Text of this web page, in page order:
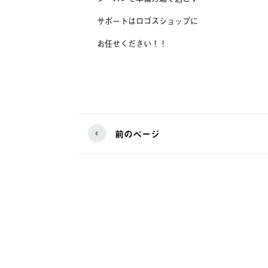
サポートはロゴスショップに
お任せください！！
前のページ